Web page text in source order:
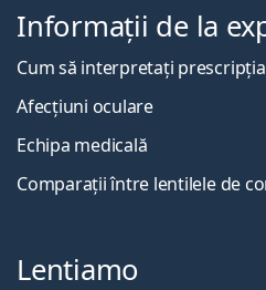
Informații de la
Cum să interpretați
Afecțiuni oculare
Echipa medicală
Comparații între lentilele de
Lentiamo